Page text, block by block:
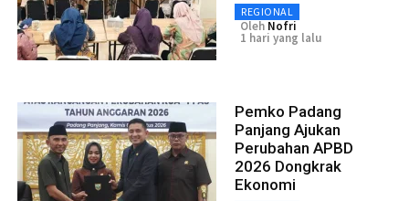
REGIONAL
Oleh Nofri
1 hari yang lalu
Pemko Padang
Panjang Ajukan
Perubahan APBD
2026 Dongkrak
Ekonomi